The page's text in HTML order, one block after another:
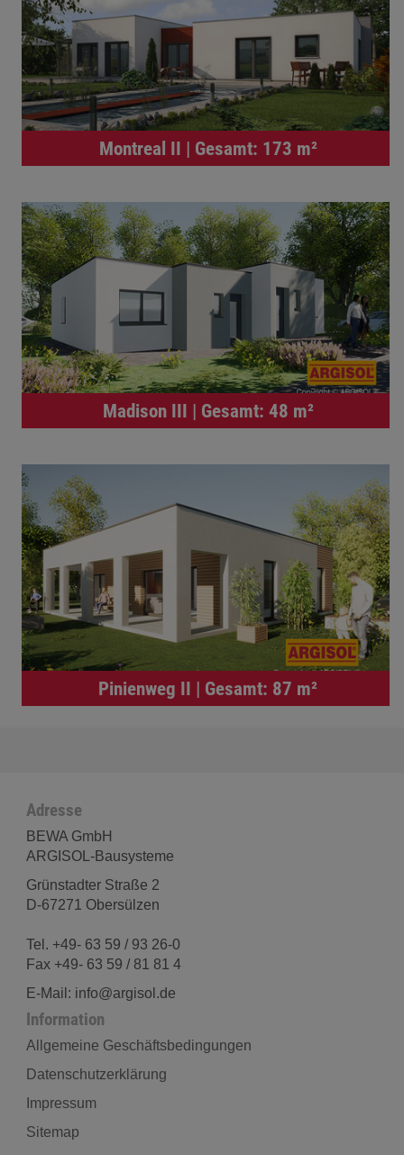
Montreal II | Gesamt: 173 m²
Madison III | Gesamt: 48 m²
Pinienweg II | Gesamt: 87 m²
Adresse
BEWA GmbH
ARGISOL-Bausysteme
Grünstadter Straße 2
D-67271 Obersülzen
Tel. +49- 63 59 / 93 26-0
Fax +49- 63 59 / 81 81 4
E-Mail: info@argisol.de
Information
Allgemeine Geschäftsbedingungen
Datenschutzerklärung
Impressum
Sitemap